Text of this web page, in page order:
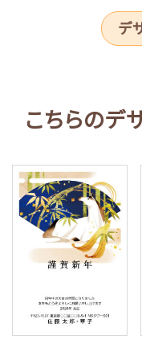
デ
こちらのデ